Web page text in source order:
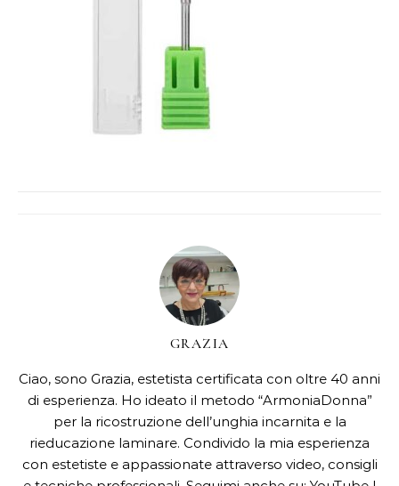
GRAZIA
Ciao, sono Grazia, estetista certificata con oltre 40 anni
di esperienza. Ho ideato il metodo “ArmoniaDonna”
per la ricostruzione dell’unghia incarnita e la
rieducazione laminare. Condivido la mia esperienza
con estetiste e appassionate attraverso video, consigli